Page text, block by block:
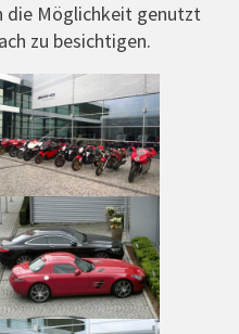
die Möglichkeit genutzt
zu besichtigen.